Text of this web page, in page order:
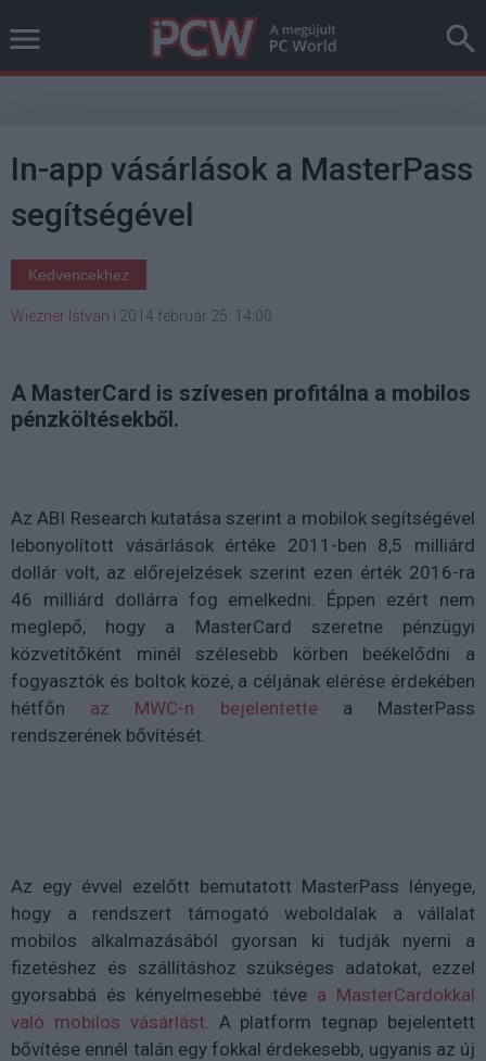
In-app vásárlások a MasterPass
segítségével
Kedvencekhez
Wiezner István 2014 február 25. 14:00
A MasterCard is szívesen profitálna a mobilos
pénzköltésekből.
Az ABI Research kutatása szerint a mobilok segítségével
lebonyolított vásárlások értéke 2011-ben 8,5 milliárd
dollár volt, az előrejelzések szerint ezen érték 2016-ra
46 milliárd dollárra fog emelkedni. Éppen ezért nem
meglepő, hogy a MasterCard szeretne pénzügyi
közvetítőként minél szélesebb körben beékelődni a
fogyasztók és boltok közé, a céljának elérése érdekében
hétfőn az MWC-n bejelentettea MasterPass
rendszerének bővítését.
Az egy évvel ezelőtt bemutatott MasterPass lényege,
hogy a rendszert támogató weboldalak a vállalat
mobilos alkalmazásából gyorsan ki tudják nyerni a
fizetéshez és szállításhoz szükséges adatokat, ezzel
gyorsabbá és kényelmesebbé téve a MasterCardokkal
való mobilos vásárlást. A platform tegnap bejelentett
bővítése ennél talán egy fokkal érdekesebb, ugyanis az új